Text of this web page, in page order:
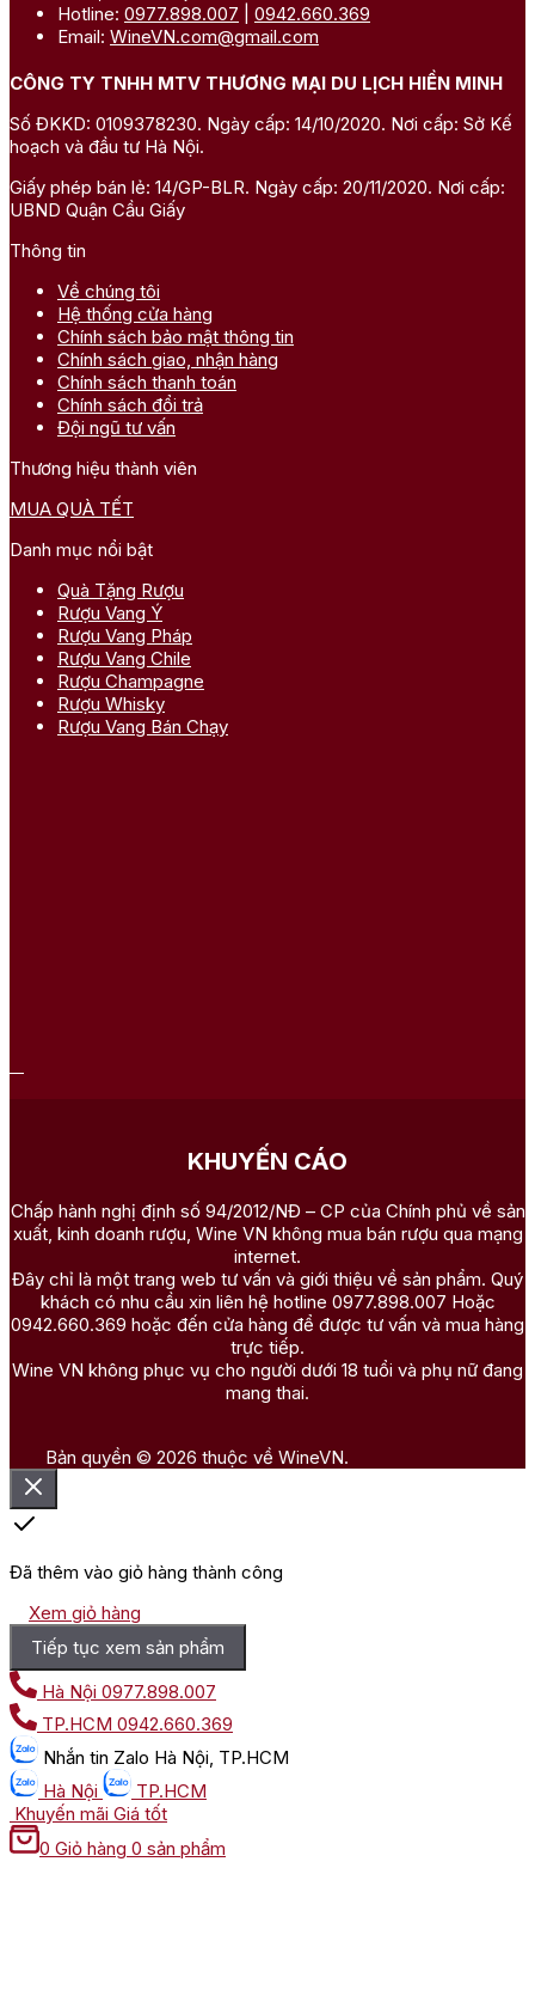
Hotline: 0977.898.007
0942.660.369
Email: WineVN.com@gmail.com
CÔNG TY TNHH MTV THƯƠNG MẠI DU LỊCH HIỀN MINH
Số ĐKKD: 0109378230. Ngày cấp: 14/10/2020. Nơi cấp: Sở Kế
hoạch và đầu tư Hà Nội.
Giấy phép bán lẻ: 14/GP-BLR. Ngày cấp: 20/11/2020. Nơi cấp:
UBND Quận Cầu Giấy
Thông tin
Về chúng tôi
Hệ thống cửa hàng
Chính sách bảo mật thông tin
Chính sách giao, nhận hàng
Chính sách thanh toán
Chính sách đổi trả
Đội ngũ tư vấn
Thương hiệu thành viên
MUA QUÀ TẾT
Danh mục nổi bật
Quà Tặng Rượu
Rượu Vang Ý
Rượu Vang Pháp
Rượu Vang Chile
Rượu Champagne
Rượu Whisky
Rượu Vang Bán Chạy
KHUYẾN CÁO
Chấp hành nghị định số 94/2012/NĐ – CP của Chính phủ về sản
xuất, kinh doanh rượu, Wine VN không mua bán rượu qua mạng
internet.
Đây chỉ là một trang web tư vấn và giới thiệu về sản phẩm. Quý
khách có nhu cầu xin liên hệ hotline 0977.898.007 Hoặc
0942.660.369 hoặc đến cửa hàng để được tư vấn và mua hàng
trực tiếp.
Wine VN không phục vụ cho người dưới 18 tuổi và phụ nữ đang
mang thai.
Bản quyền © 2026 thuộc về WineVN.
Đã thêm vào giỏ hàng thành công
Xem giỏ hàng
Tiếp tục xem sản phẩm
Hà Nội 0977.898.007
TP.HCM 0942.660.369
Nhắn tin Zalo Hà Nội, TP.HCM
Hà Nội
TP.HCM
Khuyến mãi Giá tốt
0 Giỏ hàng 0 sản phẩm